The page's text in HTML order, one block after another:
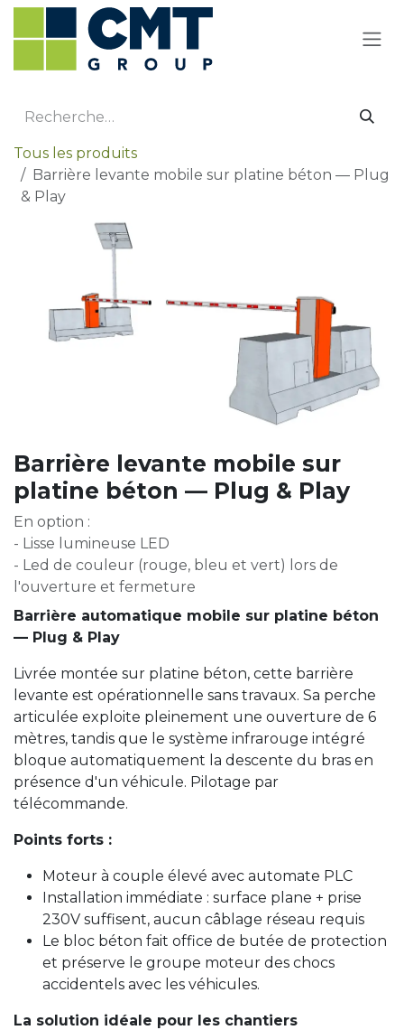
Se rendre au contenu
Tous les produits
Barrière levante mobile sur platine béton — Plug
& Play
Barrière levante mobile sur
platine béton — Plug & Play
En option :
- Lisse lumineuse LED
- Led de couleur (rouge, bleu et vert) lors de
l'ouverture et fermeture
Barrière automatique mobile sur platine béton
— Plug & Play
Livrée montée sur platine béton, cette barrière
levante est opérationnelle sans travaux. Sa perche
articulée exploite pleinement une ouverture de 6
mètres, tandis que le système infrarouge intégré
bloque automatiquement la descente du bras en
présence d'un véhicule. Pilotage par
télécommande.
Points forts :
Moteur à couple élevé avec automate PLC
Installation immédiate : surface plane + prise
230V suffisent, aucun câblage réseau requis
Le bloc béton fait office de butée de protection
et préserve le groupe moteur des chocs
accidentels avec les véhicules.
La solution idéale pour les chantiers